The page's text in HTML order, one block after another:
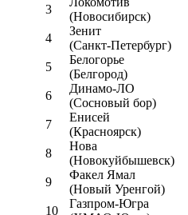
3
(Новосибирск)
4
Зенит
(Санкт-Петербург)
5
Белогорье
(Белгород)
6
Динамо-ЛО
(Сосновый бор)
7
Енисей
(Красноярск)
8
Нова
(Новокуйбышевск)
9
Факел Ямал
(Новый Уренгой)
10
Газпром-Югра